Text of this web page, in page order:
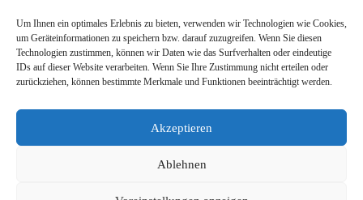
Um Ihnen ein optimales Erlebnis zu bieten, verwenden wir Technologien wie Cookies,
um Geräteinformationen zu speichern bzw. darauf zuzugreifen. Wenn Sie diesen
Technologien zustimmen, können wir Daten wie das Surfverhalten oder eindeutige
IDs auf dieser Website verarbeiten. Wenn Sie Ihre Zustimmung nicht erteilen oder
zurückziehen, können bestimmte Merkmale und Funktionen beeinträchtigt werden.
Akzeptieren
Ablehnen